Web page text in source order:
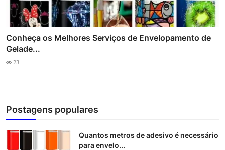
Conheça os Melhores Serviços de Envelopamento de
Gelade...
23
Postagens populares
Quantos metros de adesivo é necessário
para envelo...